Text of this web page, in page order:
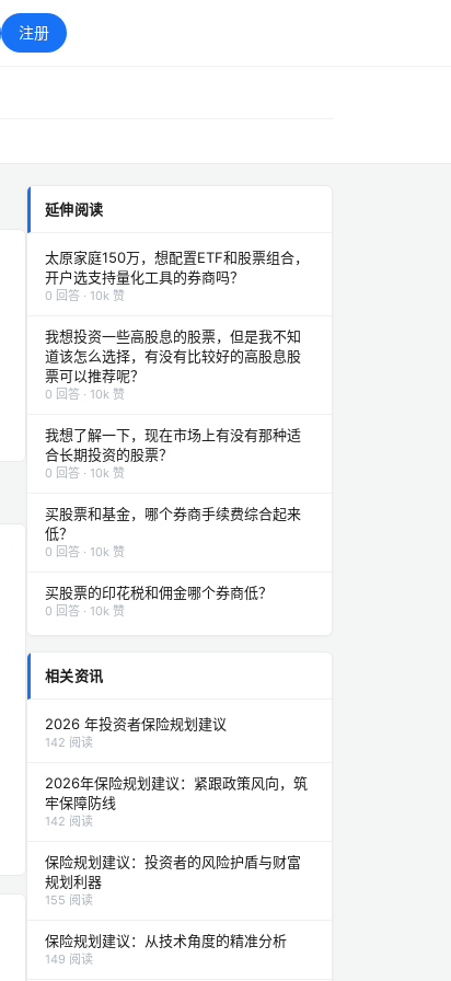
注册
延伸阅读
太原家庭150万，想配置ETF和股票组合，
开户选支持量化工具的券商吗？
0 回答 · 10k 赞
我想投资一些高股息的股票，但是我不知
道该怎么选择，有没有比较好的高股息股
票可以推荐呢？
0 回答 · 10k 赞
我想了解一下，现在市场上有没有那种适
合长期投资的股票？
0 回答 · 10k 赞
买股票和基金，哪个券商手续费综合起来
低？
0 回答 · 10k 赞
买股票的印花税和佣金哪个券商低？
0 回答 · 10k 赞
相关资讯
2026 年投资者保险规划建议
142 阅读
2026年保险规划建议：紧跟政策风向，筑
牢保障防线
142 阅读
保险规划建议：投资者的风险护盾与财富
规划利器
155 阅读
保险规划建议：从技术角度的精准分析
149 阅读